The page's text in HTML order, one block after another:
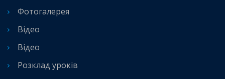
Фотогалерея
Відео
Відео
Розклад уроків